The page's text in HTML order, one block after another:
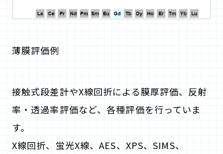
薄膜評価例
接触式段差計やX線回折による膜厚評価、反射
率・透過率評価など、各種評価を行っていま
す。
X線回折、蛍光X線、AES、XPS、SIMS、